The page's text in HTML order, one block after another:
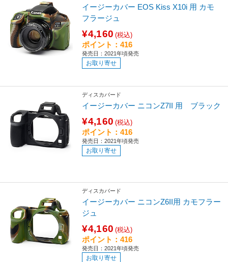
イージーカバー EOS Kiss X10i 用 カモ
フラージュ
¥4,160 (税込)
ポイント：416
発売日：2021年頃発売
お取り寄せ
ディスカバード
イージーカバー ニコンZ7II 用 ブラック
¥4,160 (税込)
ポイント：416
発売日：2021年頃発売
お取り寄せ
ディスカバード
イージーカバー ニコンZ6II用 カモフラー
ジュ
¥4,160 (税込)
ポイント：416
発売日：2021年頃発売
お取り寄せ